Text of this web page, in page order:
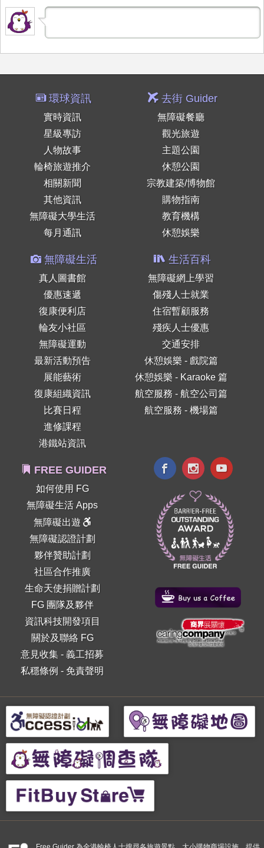
環球資訊
實時資訊
星級專訪
人物故事
輪椅旅遊推介
相關新聞
其他資訊
無障礙大學生活
每月通訊
去街 Guider
無障礙餐廳
觀光旅遊
主題公園
休憩公園
宗教建築/博物館
購物指南
教育機構
休憩娛樂
無障礙生活
真人圖書館
優惠速遞
復康便利店
輪友小社區
無障礙運動
最新活動預告
展能藝術
復康組織資訊
比賽日程
進修課程
港鐵站資訊
生活百科
無障礙網上學習
傷殘人士就業
住宿暫顧服務
殘疾人士優惠
交通安排
休憩娛樂 - 戲院篇
休憩娛樂 - Karaoke 篇
航空服務 - 航空公司篇
航空服務 - 機場篇
FREE GUIDER
如何使用 FG
無障礙生活 Apps
無障礙出遊
無障礙認證計劃
夥伴贊助計劃
社區合作推廣
生命天使捐贈計劃
FG 團隊及夥伴
資訊科技開發項目
關於及聯絡 FG
意見收集 -義工招募
私穩條例 - 免責聲明